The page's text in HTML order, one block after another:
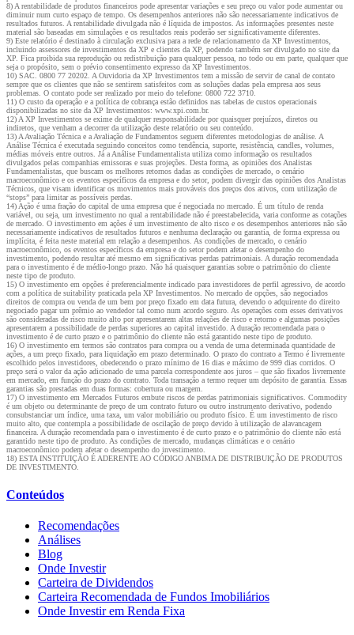
8) A rentabilidade de produtos financeiros pode apresentar variações e seu preço ou valor pode aumentar ou
diminuir num curto espaço de tempo. Os desempenhos anteriores não são necessariamente indicativos de
resultados futuros. A rentabilidade divulgada não é líquida de impostos. As informações presentes neste
material são baseadas em simulações e os resultados reais poderão ser significativamente diferentes.
9) Este relatório é destinado à circulação exclusiva para a rede de relacionamento da XP Investimentos,
incluindo assessores de investimentos da XP e clientes da XP, podendo também ser divulgado no site da
XP. Fica proibida sua reprodução ou redistribuição para qualquer pessoa, no todo ou em parte, qualquer que
seja o propósito, sem o prévio consentimento expresso da XP Investimentos.
10) SAC. 0800 77 20202. A Ouvidoria da XP Investimentos tem a missão de servir de canal de contato
sempre que os clientes que não se sentirem satisfeitos com as soluções dadas pela empresa aos seus
problemas. O contato pode ser realizado por meio do telefone: 0800 722 3710.
11) O custo da operação e a política de cobrança estão definidos nas tabelas de custos operacionais
disponibilizadas no site da XP Investimentos: www.xpi.com.br.
12) A XP Investimentos se exime de qualquer responsabilidade por quaisquer prejuízos, diretos ou
indiretos, que venham a decorrer da utilização deste relatório ou seu conteúdo.
13) A Avaliação Técnica e a Avaliação de Fundamentos seguem diferentes metodologias de análise. A
Análise Técnica é executada seguindo conceitos como tendência, suporte, resistência, candles, volumes,
médias móveis entre outros. Já a Análise Fundamentalista utiliza como informação os resultados
divulgados pelas companhias emissoras e suas projeções. Desta forma, as opiniões dos Analistas
Fundamentalistas, que buscam os melhores retornos dadas as condições de mercado, o cenário
macroeconômico e os eventos específicos da empresa e do setor, podem divergir das opiniões dos Analistas
Técnicos, que visam identificar os movimentos mais prováveis dos preços dos ativos, com utilização de
“stops” para limitar as possíveis perdas.
14) Ação é uma fração do capital de uma empresa que é negociada no mercado. É um título de renda
variável, ou seja, um investimento no qual a rentabilidade não é preestabelecida, varia conforme as cotações
de mercado. O investimento em ações é um investimento de alto risco e os desempenhos anteriores não são
necessariamente indicativos de resultados futuros e nenhuma declaração ou garantia, de forma expressa ou
implícita, é feita neste material em relação a desempenhos. As condições de mercado, o cenário
macroeconômico, os eventos específicos da empresa e do setor podem afetar o desempenho do
investimento, podendo resultar até mesmo em significativas perdas patrimoniais. A duração recomendada
para o investimento é de médio-longo prazo. Não há quaisquer garantias sobre o patrimônio do cliente
neste tipo de produto.
15) O investimento em opções é preferencialmente indicado para investidores de perfil agressivo, de acordo
com a política de suitability praticada pela XP Investimentos. No mercado de opções, são negociados
direitos de compra ou venda de um bem por preço fixado em data futura, devendo o adquirente do direito
negociado pagar um prêmio ao vendedor tal como num acordo seguro. As operações com esses derivativos
são consideradas de risco muito alto por apresentarem altas relações de risco e retorno e algumas posições
apresentarem a possibilidade de perdas superiores ao capital investido. A duração recomendada para o
investimento é de curto prazo e o patrimônio do cliente não está garantido neste tipo de produto.
16) O investimento em termos são contratos para compra ou a venda de uma determinada quantidade de
ações, a um preço fixado, para liquidação em prazo determinado. O prazo do contrato a Termo é livremente
escolhido pelos investidores, obedecendo o prazo mínimo de 16 dias e máximo de 999 dias corridos. O
preço será o valor da ação adicionado de uma parcela correspondente aos juros – que são fixados livremente
em mercado, em função do prazo do contrato. Toda transação a termo requer um depósito de garantia. Essas
garantias são prestadas em duas formas: cobertura ou margem.
17) O investimento em Mercados Futuros embute riscos de perdas patrimoniais significativos. Commodity
é um objeto ou determinante de preço de um contrato futuro ou outro instrumento derivativo, podendo
consubstanciar um índice, uma taxa, um valor mobiliário ou produto físico. É um investimento de risco
muito alto, que contempla a possibilidade de oscilação de preço devido à utilização de alavancagem
financeira. A duração recomendada para o investimento é de curto prazo e o patrimônio do cliente não está
garantido neste tipo de produto. As condições de mercado, mudanças climáticas e o cenário
macroeconômico podem afetar o desempenho do investimento.
18) ESTA INSTITUIÇÃO É ADERENTE AO CÓDIGO ANBIMA DE DISTRIBUIÇÃO DE PRODUTOS
DE INVESTIMENTO.
Conteúdos
Recomendações
Análises
Blog
Onde Investir
Carteira de Dividendos
Carteira Recomendada de Fundos Imobiliários
Onde Investir em Renda Fixa